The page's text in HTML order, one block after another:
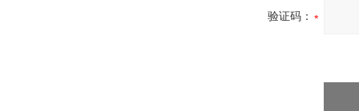
验证码：